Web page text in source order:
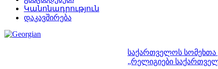
Կանոնադրություն
დაკავშირება
საქართველოს სომეხთა
„რელიგიები